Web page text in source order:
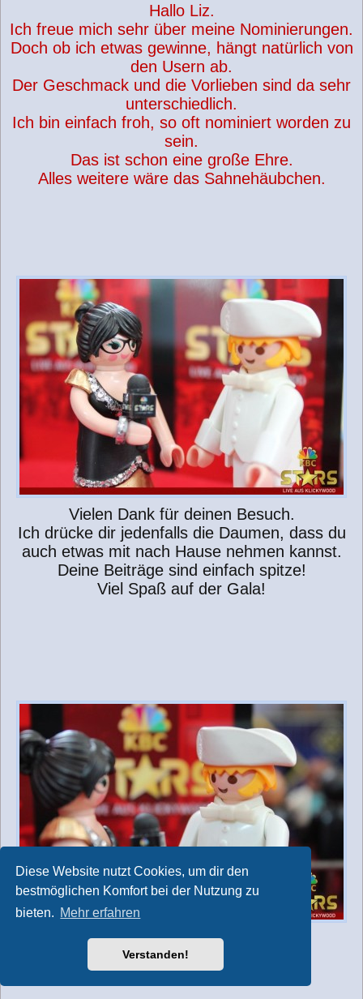
Diese Website nutzt Cookies, um dir den
bestmöglichen Komfort bei der Nutzung zu
bieten. Mehr erfahren
Verstanden!
Hallo Liz.
Ich freue mich sehr über meine Nominierungen.
Doch ob ich etwas gewinne, hängt natürlich von
den Usern ab.
Der Geschmack und die Vorlieben sind da sehr
unterschiedlich.
Ich bin einfach froh, so oft nominiert worden zu
sein.
Das ist schon eine große Ehre.
Alles weitere wäre das Sahnehäubchen.
Vielen Dank für deinen Besuch.
Ich drücke dir jedenfalls die Daumen, dass du
auch etwas mit nach Hause nehmen kannst.
Deine Beiträge sind einfach spitze!
Viel Spaß auf der Gala!
Vielen Dank, Liz!
Bis später!